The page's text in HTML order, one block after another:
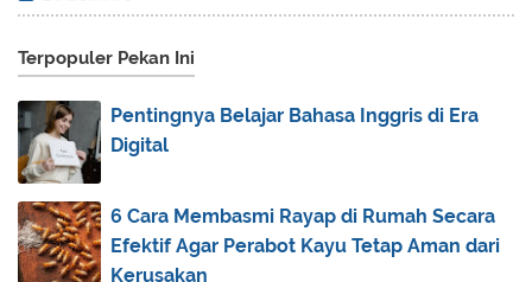
► 2014(44)
▼ 2013
► December
► November
► October(1)
► September(5)
Terpopuler Pekan Ini
Pentingnya Belajar Bahasa Inggris di Era
Digital
6 Cara Membasmi Rayap di Rumah Secara
Efektif Agar Perabot Kayu Tetap Aman dari
Kerusakan